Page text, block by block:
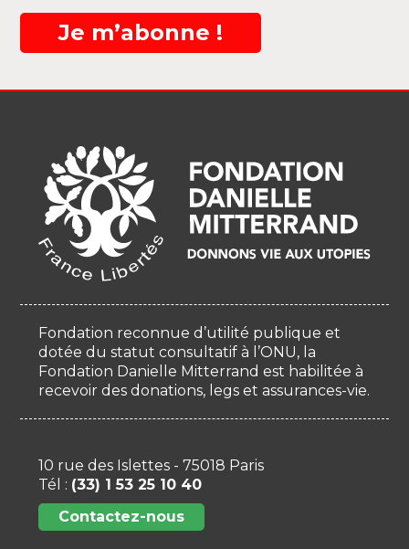
Je m’abonne !
Fondation reconnue d’utilité publique et
dotée du statut consultatif à l’ONU, la
Fondation Danielle Mitterrand est habilitée à
recevoir des donations, legs et assurances-vie.
10 rue des Islettes - 75018 Paris
Tél : (33) 1 53 25 10 40
Contactez-nous